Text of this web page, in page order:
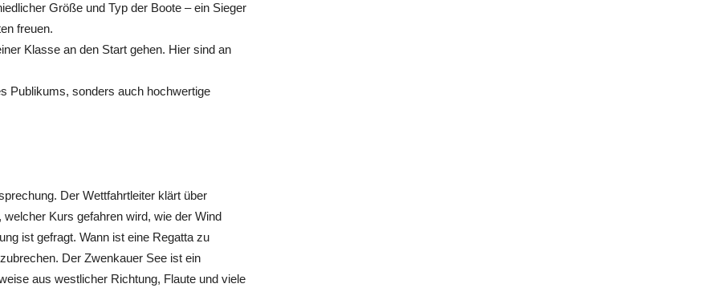
Größe und Typ der Boote – ein Sieger
freuen.
Klasse an den Start gehen. Hier sind an
Publikums, sonders auch hochwertige
Der Wettfahrtleiter klärt über
Kurs gefahren wird, wie der Wind
ist gefragt. Wann ist eine Regatta zu
Der Zwenkauer See ist ein
aus westlicher Richtung, Flaute und viele